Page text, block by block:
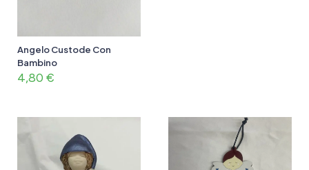
Angelo Custode Con
Bambino
4,80 €